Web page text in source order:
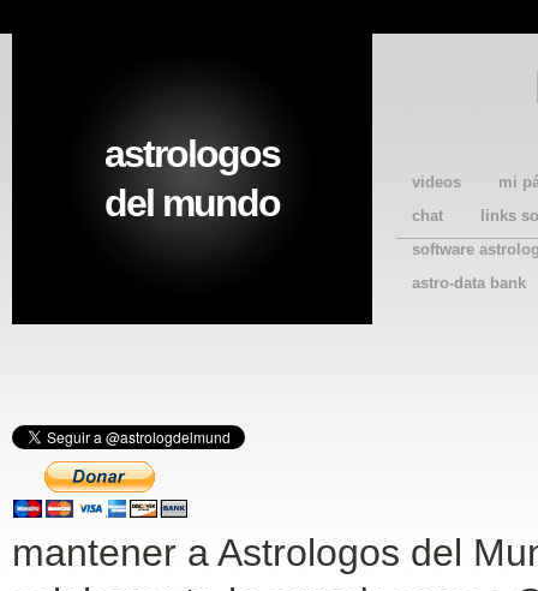
videos
mi
chat
links
software
astro-data bank
astrologos
del mundo
mantener a Astrologos del